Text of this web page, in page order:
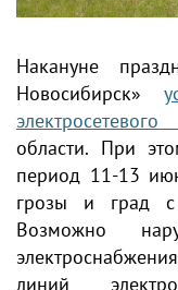
Накануне
Новосибирск»
области. При
период 11-13
грозы и град
Возможно
линий